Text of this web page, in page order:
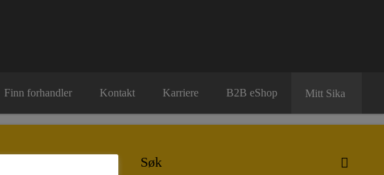
Finn forhandler Kontakt Karriere B2B eShop Mitt Sika